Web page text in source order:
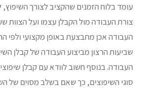
עומד בלוח הזמנים שהקציב לצורך
צורת העבודה מול הקבלן עצמו ועל הצוות
העבודה אכן מתבצעת באופן מקצועי ולפי
שביעות הרצון מביצוע העבודה של קבלן
העבודה. בנוסף חשוב לוודא עם קבלן
סוגי השיפוצים, כך שאם בשלב מסוים של